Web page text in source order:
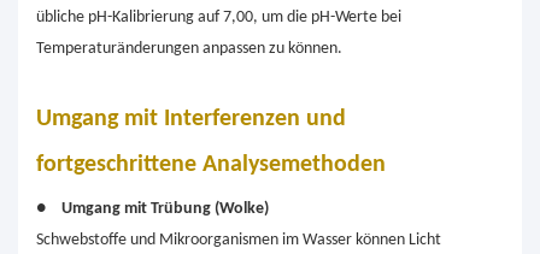
übliche pH-Kalibrierung auf 7,00, um die pH-Werte bei
Temperaturänderungen anpassen zu können.
Umgang mit Interferenzen und
fortgeschrittene Analysemethoden
●
Umgang mit Trübung (Wolke)
Schwebstoffe und Mikroorganismen im Wasser können Licht